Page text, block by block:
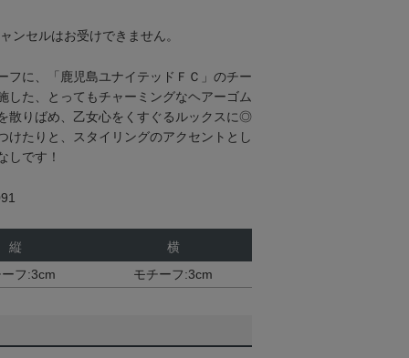
ンセルはお受けできません。
フに、「鹿児島ユナイテッドＦＣ」のチー
した、とってもチャーミングなヘアーゴム
散りばめ、乙女心をくすぐるルックスに◎
けたりと、スタイリングのアクセントとし
しです！
縦
横
フ:3cm
モチーフ:3cm